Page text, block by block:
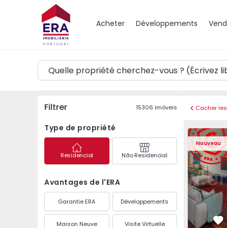
Acheter Développements
Carte
Filtrer 15306 imóveis
Type de propriété
Residencial Não Residencial
Avantages de l'ERA
Garantie ERA Développements
Maison Neuve Visite Virtuelle
Cacher
Nouveau
Appartement T3